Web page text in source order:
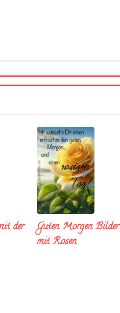
der
Guten Morgen Bilder
mit Rosen